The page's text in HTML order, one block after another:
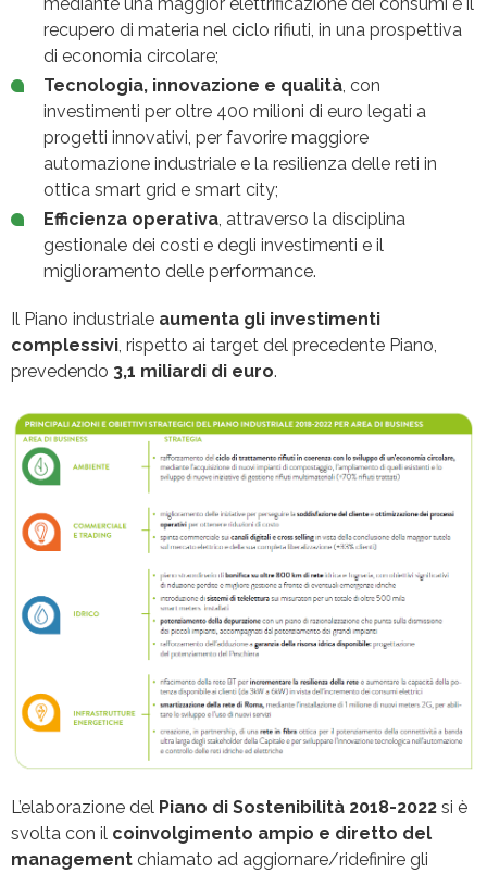
recupero di materia nel ciclo rifiuti, in una prospettiva
di economia circolare;
Tecnologia, innovazione e qualità, con
investimenti per oltre 400 milioni di euro legati a
progetti innovativi, per favorire maggiore
automazione industriale e la resilienza delle reti in
ottica smart grid e smart city;
Efficienza operativa, attraverso la disciplina
gestionale dei costi e degli investimenti e il
miglioramento delle performance.
Il Piano industriale aumenta gli investimenti
complessivi, rispetto ai target del precedente Piano,
prevedendo 3,1 miliardi di euro.
L’elaborazione del Piano di Sostenibilità 2018-2022 si è
svolta con il coinvolgimento ampio e diretto del
management chiamato ad aggiornare/ridefinire gli